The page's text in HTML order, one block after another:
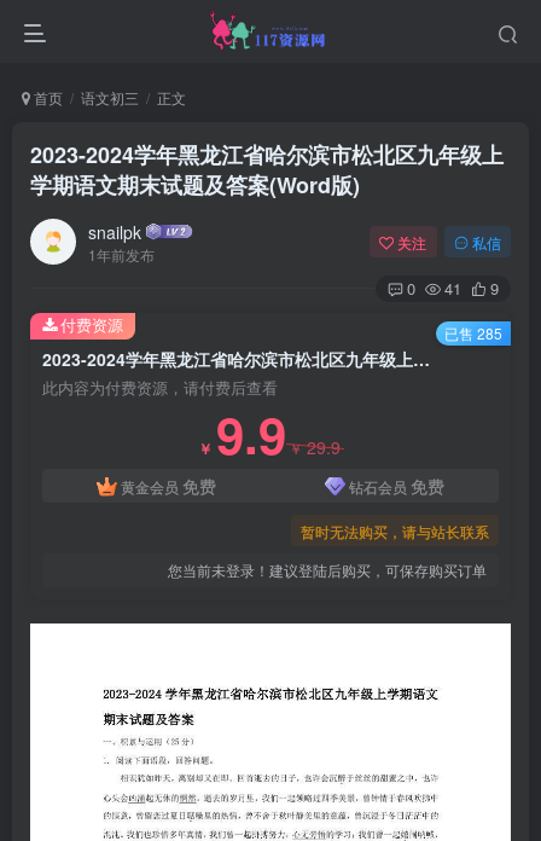
首页 语文初三 正文
2023-2024学年黑龙江省哈尔滨市松北区九年级上
学期语文期末试题及答案(Word版)
snailpk
1年前发布
关注 私信
0 41 9
2023-2024学年黑龙江省哈尔滨市松北区九年级上学期语文期末试题及答案(Word版)
此内容为付费资源，请付费后查看
￥ 9.9￥29.9
黄金会员 免费 钻石会员 免费
暂时无法购买，请与站长联系
您当前未登录！建议登陆后购买，可保存购买订单
付费资源 已售 285